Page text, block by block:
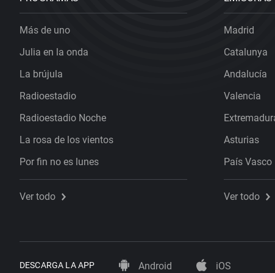
Más de uno
Julia en la onda
La brújula
Radioestadio
Radioestadio Noche
La rosa de los vientos
Por fin no es lunes
Ver todo
Madrid
Catalunya
Andalucía
Valencia
Asturias
País Vasco
Ver todo
DESCARGA LA APP Android iOS